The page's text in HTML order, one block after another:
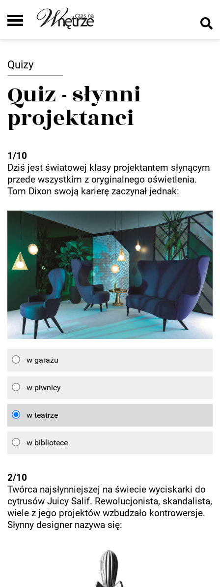
Quizy
Quiz - słynni
projektanci
1/10
Dziś jest światowej klasy projektantem słynącym
przede wszystkim z oryginalnego oświetlenia.
Tom Dixon swoją karierę zaczynał jednak:
w garażu
w piwnicy
w teatrze
w bibliotece
2/10
Twórca najsłynniejszej na świecie wyciskarki do
cytrusów Juicy Salif. Rewolucjonista, skandalista,
wiele z jego projektów wzbudzało kontrowersje.
Słynny designer nazywa się: